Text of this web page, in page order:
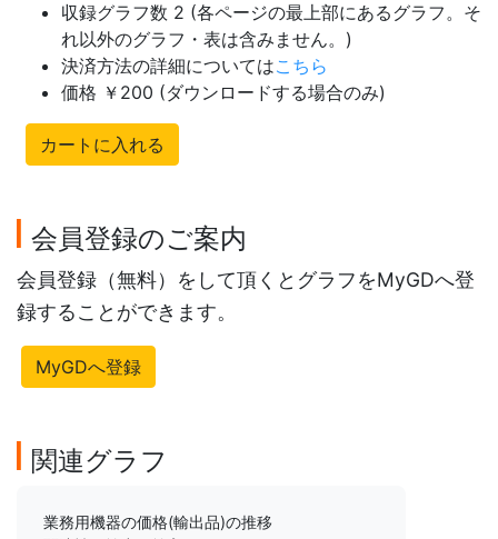
収録グラフ数 2 (各ページの最上部にあるグラフ。そ
れ以外のグラフ・表は含みません。)
決済方法の詳細についてはこちら
価格 ￥200 (ダウンロードする場合のみ)
カートに入れる
会員登録のご案内
会員登録（無料）をして頂くとグラフをMyGDへ登
録することができます。
MyGDへ登録
関連グラフ
業務用機器の価格(輸出品)の推移